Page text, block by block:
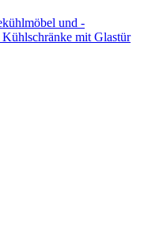
und -
mit Glastür